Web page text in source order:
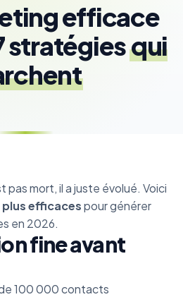
efficace
stratégiesqui
mort, il a juste évolué. Voici
efficacespour générer
en 2026.
fine avant
100 000 contacts